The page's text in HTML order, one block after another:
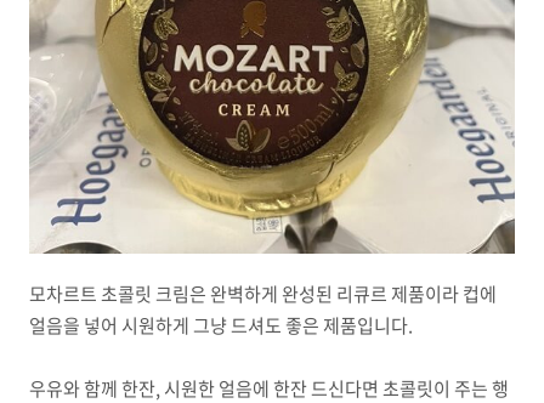
모차르트 초콜릿 크림은 완벽하게 완성된 리큐르 제품이라 컵에
얼음을 넣어 시원하게 그냥 드셔도 좋은 제품입니다.
우유와 함께 한잔, 시원한 얼음에 한잔 드신다면 초콜릿이 주는 행